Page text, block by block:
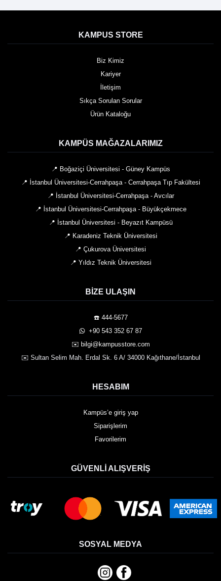
KAMPUS STORE
Biz Kimiz
Kariyer
İletişim
Sıkça Sorulan Sorular
Ürün Kataloğu
KAMPÜS MAĞAZALARIMIZ
📍 Boğaziçi Üniversitesi - Güney Kampüs
📍 İstanbul Üniversitesi-Cerrahpaşa - Cerrahpaşa Tıp Fakültesi
📍 İstanbul Üniversitesi-Cerrahpaşa - Avcılar
📍 İstanbul Üniversitesi-Cerrahpaşa - Büyükçekmece
📍 İstanbul Üniversitesi - Beyazıt Kampüsü
📍 Karadeniz Teknik Üniversitesi
📍 Çukurova Üniversitesi
📍 Yıldız Teknik Üniversitesi
BIZE ULAŞIN
☎️ 444-5677
️ +90 543 352 67 87
✉️ bilgi@kampusstore.com
✉️ Sultan Selim Mah. Erdal Sk. 6 A/ 34000 Kağıthane/İstanbul
HESABIM
Kampüs’e giriş yap
Siparişlerim
Favorilerim
GÜVENLI ALIŞVERIŞ
SOSYAL MEDYA